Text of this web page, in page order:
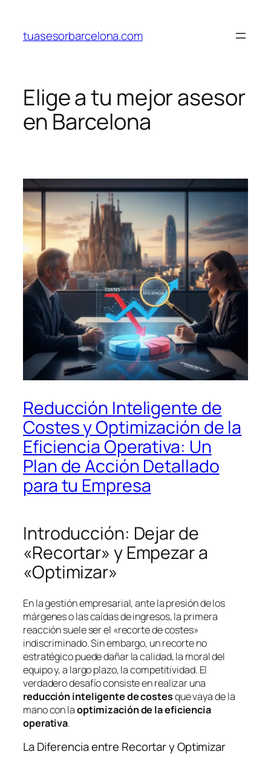
contenido
tuasesorbarcelona.com
Elige a tu mejor asesor
en Barcelona
Reducción Inteligente de
Costes y Optimización de la
Eficiencia Operativa: Un
Plan de Acción Detallado
para tu Empresa
Introducción: Dejar de
«Recortar» y Empezar a
«Optimizar»
En la gestión empresarial, ante la presión de los
márgenes o las caídas de ingresos, la primera
reacción suele ser el «recorte de costes»
indiscriminado. Sin embargo, un recorte no
estratégico puede dañar la calidad, la moral del
equipo y, a largo plazo, la competitividad. El
verdadero desafío consiste en realizar una
reducción inteligente de costesque vaya de la
mano con laoptimización de la eficiencia
operativa.
La Diferencia entre Recortar y Optimizar